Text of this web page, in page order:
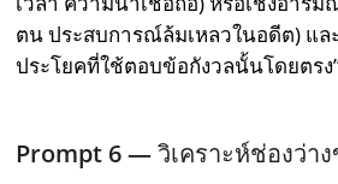
ตน ประสบการณ์ล้มเหลวในอดีต) แล
ประโยคที่ใช้ตอบข้อกังวลนั้นโดยตรง
Prompt 6 —วิเคราะห์ช่องว่า